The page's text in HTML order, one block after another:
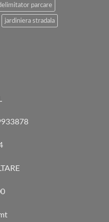
parcare
jardiniera stradala